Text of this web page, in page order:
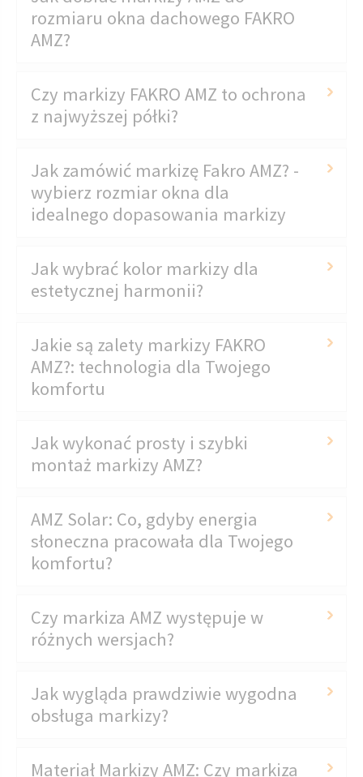
rozmiaru okna dachowego FAKRO
AMZ?
Czy markizy FAKRO AMZ to ochrona
z najwyższej półki?
Jak zamówić markizę Fakro AMZ? -
wybierz rozmiar okna dla
idealnego dopasowania markizy
Jak wybrać kolor markizy dla
estetycznej harmonii?
Jakie są zalety markizy FAKRO
AMZ?: technologia dla Twojego
komfortu
Jak wykonać prosty i szybki
montaż markizy AMZ?
AMZ Solar: Co, gdyby energia
słoneczna pracowała dla Twojego
komfortu?
Czy markiza AMZ występuje w
różnych wersjach?
Jak wygląda prawdziwie wygodna
obsługa markizy?
Materiał Markizy AMZ: Czy markiza